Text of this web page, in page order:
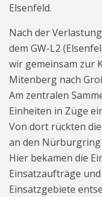
Elsenfeld.
Nach der
dem GW-L2
wir gemeinsam zur
Mitenberg nach
Am zentralen
Einheiten in Züge
Von dort rückten
an den Nürburgring
Hier bekamen die
Einsatzaufträge
Einsatzgebiete